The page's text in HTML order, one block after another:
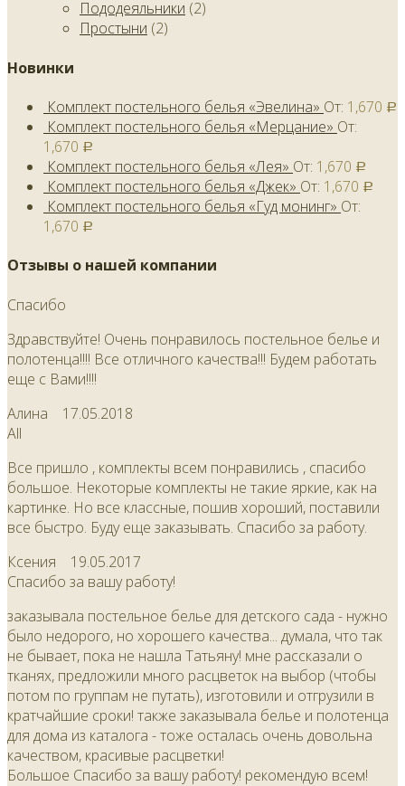
Пододеяльники (2)
Простыни (2)
Новинки
Комплект постельного белья «Эвелина» От: 1,670 Р
Комплект постельного белья «Мерцание» От:
1,670 Р
Комплект постельного белья «Лея» От: 1,670 Р
Комплект постельного белья «Джек» От: 1,670 Р
Комплект постельного белья «Гуд монинг» От:
1,670 Р
Отзывы о нашей компании
Спасибо
Здравствуйте! Очень понравилось постельное белье и
полотенца!!!! Все отличного качества!!! Будем работать
еще с Вами!!!!
Алина 17.05.2018
All
Все пришло , комплекты всем понравились , спасибо
большое. Некоторые комплекты не такие яркие, как на
картинке. Но все классные, пошив хороший, поставили
все быстро. Буду еще заказывать. Спасибо за работу.
Ксения 19.05.2017
Спасибо за вашу работу!
заказывала постельное белье для детского сада - нужно
было недорого, но хорошего качества... думала, что так
не бывает, пока не нашла Татьяну! мне рассказали о
тканях, предложили много расцветок на выбор (чтобы
потом по группам не путать), изготовили и отгрузили в
кратчайшие сроки! также заказывала белье и полотенца
для дома из каталога - тоже осталась очень довольна
качеством, красивые расцветки!
Большое Спасибо за вашу работу! рекомендую всем!